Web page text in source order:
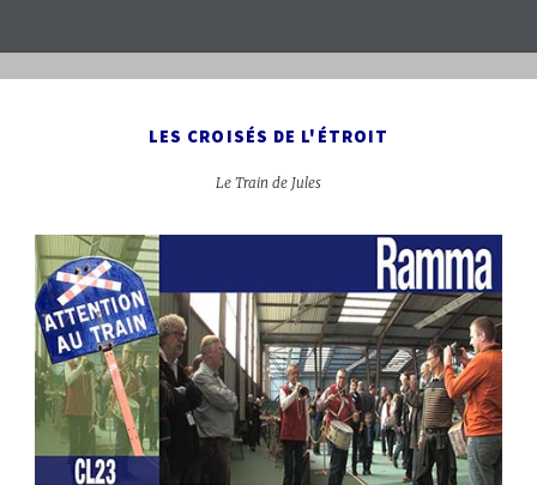
LES CROISÉS DE L'ÉTROIT
Le Train de Jules